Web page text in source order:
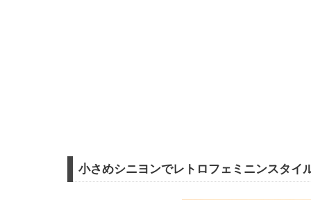
小さめシニヨンでレトロフェミニンスタイ